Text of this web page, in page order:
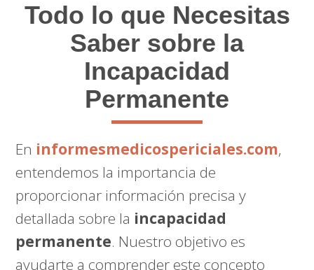
Todo lo que Necesitas
Saber sobre la
Incapacidad
Permanente
En informesmedicospericiales.com,
entendemos la importancia de
proporcionar información precisa y
detallada sobre la incapacidad
permanente. Nuestro objetivo es
ayudarte a comprender este concepto